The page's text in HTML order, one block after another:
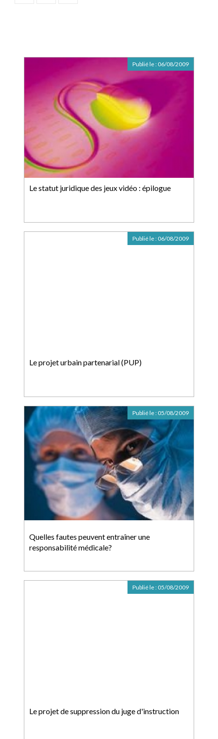
Le statut juridique des jeux vidéo : épilogue
Publié le : 06/08/2009
Le projet urbain partenarial (PUP)
Publié le : 06/08/2009
Quelles fautes peuvent entraîner une
responsabilité médicale?
Publié le : 05/08/2009
Le projet de suppression du juge d'instruction
Publié le : 05/08/2009